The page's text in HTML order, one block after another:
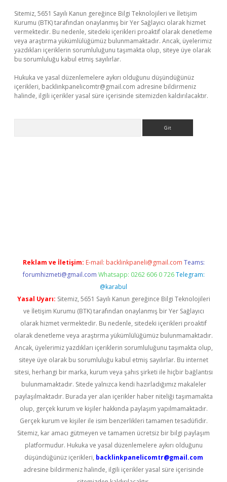
Sitemiz, 5651 Sayılı Kanun gereğince Bilgi Teknolojileri ve İletişim
Kurumu (BTK) tarafından onaylanmış bir Yer Sağlayıcı olarak hizmet
vermektedir. Bu nedenle, sitedeki içerikleri proaktif olarak denetleme
veya araştırma yükümlülüğümüz bulunmamaktadır. Ancak, üyelerimiz
yazdıkları içeriklerin sorumluluğunu taşımakta olup, siteye üye olarak
bu sorumluluğu kabul etmiş sayılırlar.
Hukuka ve yasal düzenlemelere aykırı olduğunu düşündüğünüz
içerikleri, backlinkpanelicomtr@gmail.com adresine bildirmeniz
halinde, ilgili içerikler yasal süre içerisinde sitemizden kaldırılacaktır.
Reklam ve İletişim: E-mail: backlinkpaneli@gmail.com Teams:
forumhizmeti@gmail.com Whatsapp: 0262 606 0 726 Telegram:
@karabul
Yasal Uyarı: Sitemiz, 5651 Sayılı Kanun gereğince Bilgi Teknolojileri
ve İletişim Kurumu (BTK) tarafından onaylanmış bir Yer Sağlayıcı
olarak hizmet vermektedir. Bu nedenle, sitedeki içerikleri proaktif
olarak denetleme veya araştırma yükümlülüğümüz bulunmamaktadır.
Ancak, üyelerimiz yazdıkları içeriklerin sorumluluğunu taşımakta olup,
siteye üye olarak bu sorumluluğu kabul etmiş sayılırlar. Bu internet
sitesi, herhangi bir marka, kurum veya şahıs şirketi ile hiçbir bağlantısı
bulunmamaktadır. Sitede yalnızca kendi hazırladığımız makaleler
paylaşılmaktadır. Burada yer alan içerikler haber niteliği taşımamakta
olup, gerçek kurum ve kişiler hakkında paylaşım yapılmamaktadır.
Gerçek kurum ve kişiler ile isim benzerlikleri tamamen tesadüfidir.
Sitemiz, kar amacı gütmeyen ve tamamen ücretsiz bir bilgi paylaşım
platformudur. Hukuka ve yasal düzenlemelere aykırı olduğunu
düşündüğünüz içerikleri, backlinkpanelicomtr@gmail.com
adresine bildirmeniz halinde, ilgili içerikler yasal süre içerisinde